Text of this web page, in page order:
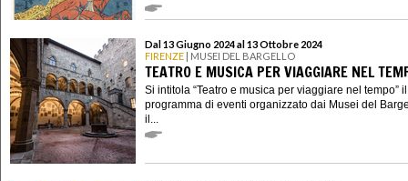
Dal 13 Giugno 2024 al 13 Ottobre 2024
FIRENZE | MUSEI DEL BARGELLO
TEATRO E MUSICA PER VIAGGIARE NEL
Si intitola “Teatro e musica per viaggiare nel tempo” il
programma di eventi organizzato dai Musei del
il...